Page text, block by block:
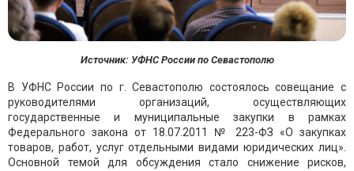
Источник: УФНС России по Севастополю
В УФНС России по г. Севастополю состоялось совещание с
руководителями организаций, осуществляющих
государственные и муниципальные закупки в рамках
Федерального закона от 18.07.2011 № 223-ФЗ «О закупках
товаров, работ, услуг отдельными видами юридических лиц».
Основной темой для обсуждения стало снижение рисков,